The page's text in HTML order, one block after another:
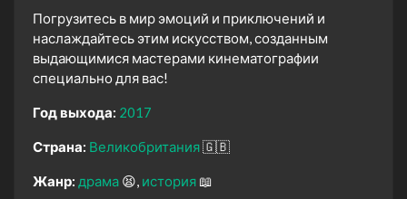
Погрузитесь в мир эмоций и приключений и
наслаждайтесь этим искусством, созданным
выдающимися мастерами кинематографии
специально для вас!
Год выхода: 2017
Страна: Великобритания🇬🇧
Жанр: драма 😫 история 📖